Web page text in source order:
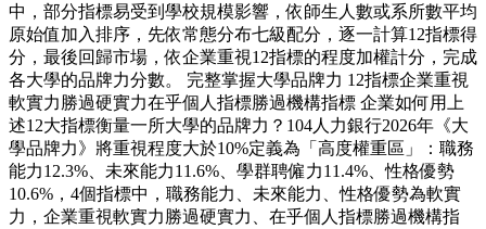
中，部分指標易受到學校規模影響，依師生人數或系所數平均
原始值加入排序，先依常態分布七級配分，逐一計算12指標得
分，最後回歸市場，依企業重視12指標的程度加權計分，完成
各大學的品牌力分數。 完整掌握大學品牌力 12指標企業重視
軟實力勝過硬實力在乎個人指標勝過機構指標 企業如何用上
述12大指標衡量一所大學的品牌力？104人力銀行2026年《大
學品牌力》將重視程度大於10%定義為「高度權重區」：職務
能力12.3%、未來能力11.6%、學群聘僱力11.4%、性格優勢
10.6%，4個指標中，職務能力、未來能力、性格優勢為軟實
力，企業重視軟實力勝過硬實力、在乎個人指標勝過機構指